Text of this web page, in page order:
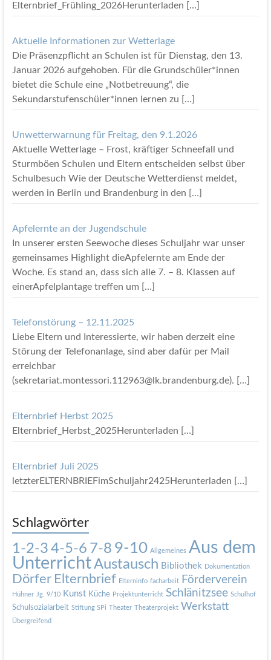
Elternbrief_Frühling_2026Herunterladen […]
Aktuelle Informationen zur Wetterlage
Die Präsenzpflicht an Schulen ist für Dienstag, den 13.
Januar 2026 aufgehoben. Für die Grundschüler*innen
bietet die Schule eine „Notbetreuung“, die
Sekundarstufenschüler*innen lernen zu
[…]
Unwetterwarnung für Freitag, den 9.1.2026
Aktuelle Wetterlage – Frost, kräftiger Schneefall und
Sturmböen Schulen und Eltern entscheiden selbst über
Schulbesuch Wie der Deutsche Wetterdienst meldet,
werden in Berlin und Brandenburg in den
[…]
Apfelernte an der Jugendschule
In unserer ersten Seewoche dieses Schuljahr war unser
gemeinsames Highlight dieApfelernte am Ende der
Woche. Es stand an, dass sich alle 7. – 8. Klassen auf
einerApfelplantage treffen um
[…]
Telefonstörung – 12.11.2025
Liebe Eltern und Interessierte, wir haben derzeit eine
Störung der Telefonanlage, sind aber dafür per Mail
erreichbar
(sekretariat.montessori.112963@lk.brandenburg.de). […]
Elternbrief Herbst 2025
Elternbrief_Herbst_2025Herunterladen […]
Elternbrief Juli 2025
letzterELTERNBRIEFimSchuljahr2425Herunterladen […]
Schlagwörter
1-2-3 4-5-6 7-8 9-10 Allgemeines Aus dem
UnterrichtAustausch Bibliothek Dokumentation
Dörfer Elternbrief Elterninfo facharbeit Förderverein
Hühner Jg. 9/10 Kunst Küche Projektunterricht Schlänitzsee Schulhof
Schulsozialarbeit Stiftung SPi Theater Theaterprojekt Werkstatt
Übergreifend